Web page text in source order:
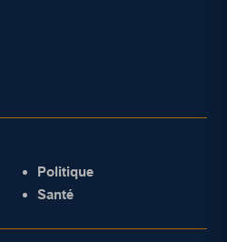
Politique
Santé